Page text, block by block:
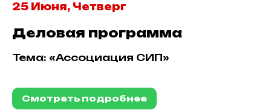
25 Июня, Четверг
Деловая программа
Тема: «Ассоциация СИП»
Смотреть подробнее